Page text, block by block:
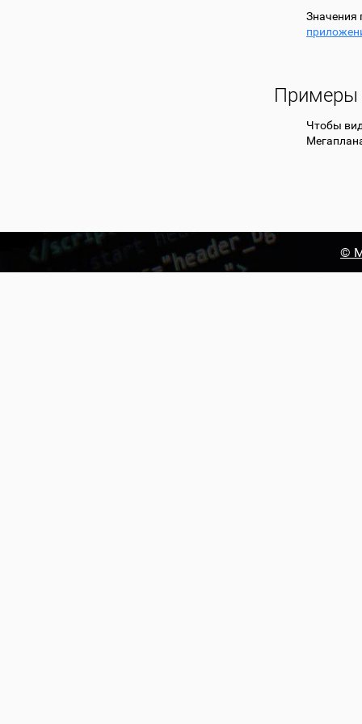
Значения
Примеры
Чтобы
©